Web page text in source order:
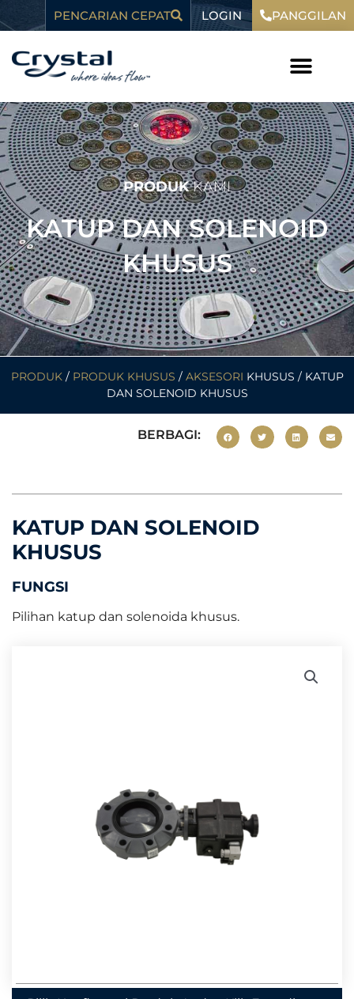
ke
PENCARIAN CEPAT LOGIN PANGGILAN
PRODUKKAMI
KATUP DAN SOLENOID
KHUSUS
PRODUK/ PRODUK KHUSUS / AKSESORI KHUSUS / KATUP
DAN SOLENOID KHUSUS
BERBAGI:
KATUP DAN SOLENOID
KHUSUS
FUNGSI
Pilihan katup dan solenoida khusus.